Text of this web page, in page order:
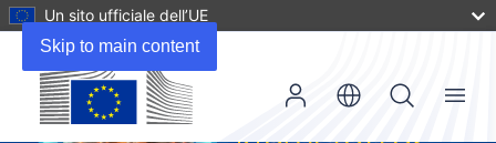
Skip to main content
Un sito ufficiale dell’UE
Menu